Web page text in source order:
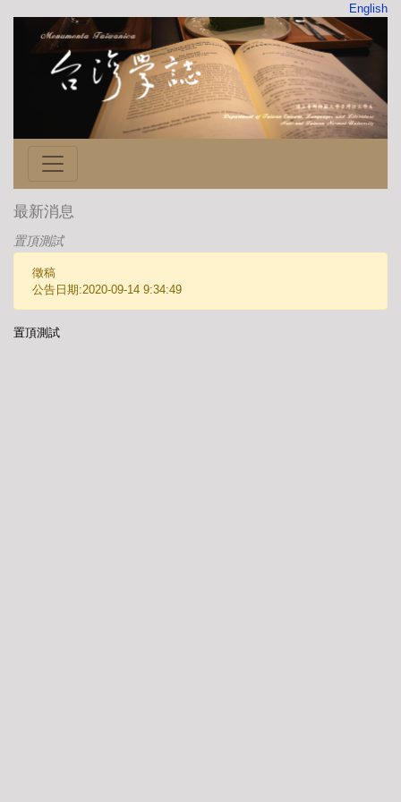
English
最新消息
置頂測試
徵稿
公告日期:2020-09-14 9:34:49
置頂測試